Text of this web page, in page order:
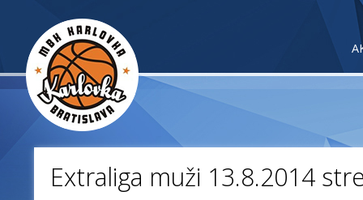
Extraliga muži 13.8.2014